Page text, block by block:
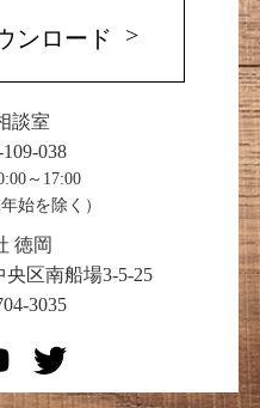
ンロード
談室
038
～17:00
始を除く）
徳岡
央区南船場3-5-25
3035